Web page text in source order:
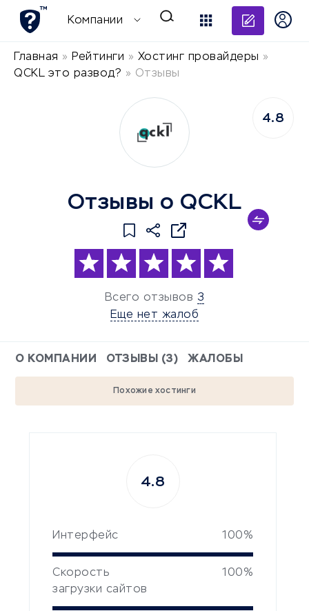
Компании
Главная » Рейтинги » Хостинг провайдеры »
QCKL это развод? » Отзывы
Отзывы о QCKL
Всего отзывов 3
Еще нет жалоб
4.8
О КОМПАНИИ ОТЗЫВЫ (3) ЖАЛОБЫ
Похожие хостинги
Интерфейс 100%
Скорость
загрузки сайтов
100%
4.8